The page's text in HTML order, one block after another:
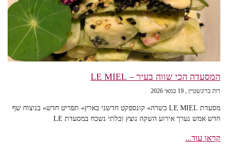
המסעדה הכי שווה בעיר – LE MIEL
רות ברונשטיין 19 במאי 2026
מסעדת LE MIEL כשרה» קונספקט חדשני בארץ» תפריט חדש» בניצוח שף
חדש אמש נערך אירוע השקה נוצץ ובלתי נשכח במסעדת LE
קראו עוד...